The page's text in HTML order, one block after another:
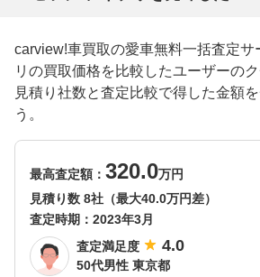
carview!車買取の愛車無料一括査定サ
リの買取価格を比較したユーザーの
見積り社数と査定比較で得した金額
う。
最高査定額： 320.0万円
見積り数 8社（最大40.0万円差）
査定時期： 2023年3月
査定満足度
4.0
50代男性 東京都